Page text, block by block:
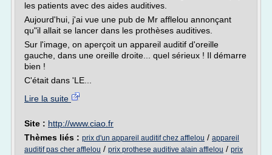
les patients avec des aides auditives.
Aujourd'hui, j'ai vue une pub de Mr afflelou annonçant
qu"il allait se lancer dans les prothèses auditives.
Sur l'image, on aperçoit un appareil auditif d'oreille
gauche, dans une oreille droite... quel sérieux ! Il démarre
bien !
C'était dans 'LE...
Lire la suite
Site : http://www.ciao.fr
Thèmes liés : prix d'un appareil auditif chez afflelou / appareil
auditif pas cher afflelou / prix prothese auditive alain afflelou / prix